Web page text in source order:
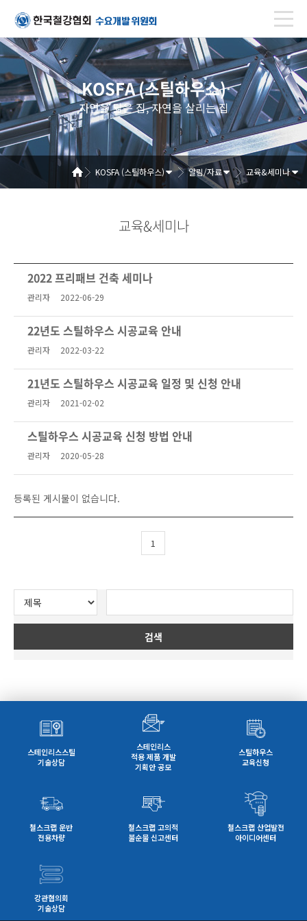
KOSFA (스틸하우스)
자연을 닮은 집, 자연을 살리는 집
KOSFA (스틸하우스) 알림/자료 교육&세미나
교육&세미나
2022 프리패브 건축 세미나
관리자 2022-06-29
22년도 스틸하우스 시공교육 안내
관리자 2022-03-22
21년도 스틸하우스 시공교육 일정 및 신청 안내
관리자 2021-02-02
스틸하우스 시공교육 신청 방법 안내
관리자 2020-05-28
등록된 게시물이 없습니다.
1
검색
스테인리스스틸
기술상담
스테인리스
적용 제품 개발
기획안 공모
스틸하우스
교육신청
철스크랩 운반
전용차량
철스크랩 고의적
불순물 신고센터
철스크랩 산업발전
아이디어센터
강관협의회
기술상담